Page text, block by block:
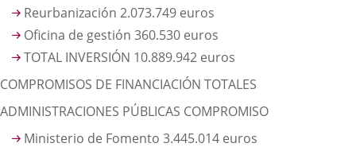
Reurbanización 2.073.749 euros
Oficina de gestión 360.530 euros
TOTAL INVERSIÓN 10.889.942 euros
COMPROMISOS DE FINANCIACIÓN TOTALES
ADMINISTRACIONES PÚBLICAS COMPROMISO
Ministerio de Fomento 3.445.014 euros